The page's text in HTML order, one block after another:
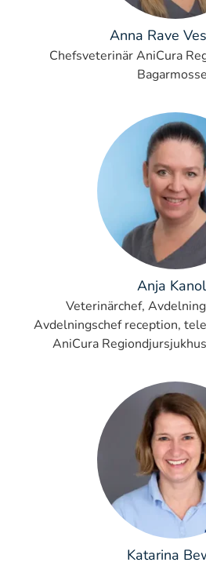
Anna Rave
Chefsveterinär AniCura
Anja
Veterinärchef,
Avdelningschef reception,
AniCura
Katarina